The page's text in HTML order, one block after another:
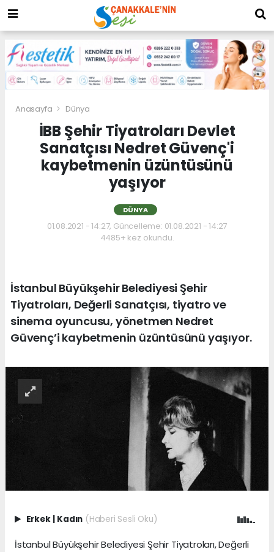
Anasayfa Dünya
İBB Şehir Tiyatroları Devlet
Sanatçısı Nedret Güvenç'i
kaybetmenin üzüntüsünü
yaşıyor
DÜNYA
01.08.2021 - 14:27, Güncelleme: 01.08.2021 - 14:27
4485+ kez okundu.
İstanbul Büyükşehir Belediyesi Şehir
Tiyatroları, Değerli Sanatçısı, tiyatro ve
sinema oyuncusu, yönetmen Nedret
Güvenç’i kaybetmenin üzüntüsünü yaşıyor.
Erkek | Kadın (Haberi Sesli Oku)
İstanbul Büyükşehir Belediyesi Şehir Tiyatroları, Değerli